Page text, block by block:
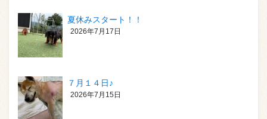
夏休みスタート！！
2026年7月17日
７月１４日♪
2026年7月15日